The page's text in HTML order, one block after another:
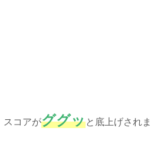
スコアがググッと底上げされま